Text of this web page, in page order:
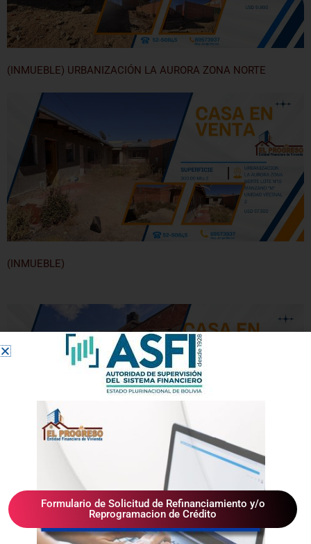
(INMUEBLE) URBANIZACIÓN LA AURORA ZONA NORTE
(INMUEBLE)
Formulario de Solicitud de Refinanciamiento y/o
Reprogramacion de Crédito